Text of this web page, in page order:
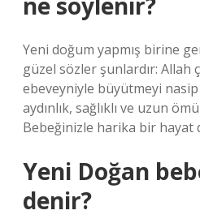
Yeni doğum yapmış birine
güzel sözler şunlardır: Allah
ebeveyniyle büyütmeyi
aydınlık, sağlıklı ve uzun
Bebeğinizle harika bir hayat
Yeni Doğan
denir?